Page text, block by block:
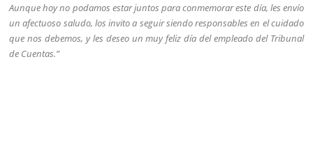
Aunque hoy no podamos estar juntos para conmemorar este día, les envío
un afectuoso saludo, los invito a seguir siendo responsables en el cuidado
que nos debemos, y les deseo un muy feliz día del empleado del Tribunal
de Cuentas.”